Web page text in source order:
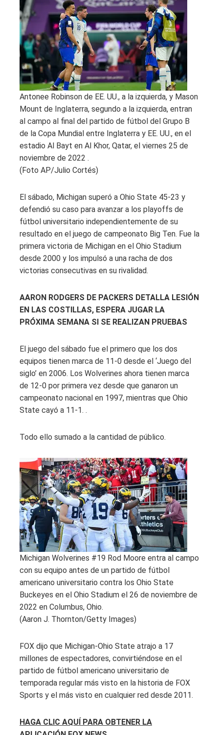
Antonee Robinson de EE. UU., a la izquierda, y Mason
Mount de Inglaterra, segundo a la izquierda, entran
al campo al final del partido de fútbol del Grupo B
de la Copa Mundial entre Inglaterra y EE. UU., en el
estadio Al Bayt en Al Khor, Qatar, el viernes 25 de
noviembre de 2022 .
(Foto AP/Julio Cortés)
El sábado, Michigan superó a Ohio State 45-23 y
defendió su caso para avanzar a los playoffs de
fútbol universitario independientemente de su
resultado en el juego de campeonato Big Ten. Fue la
primera victoria de Michigan en el Ohio Stadium
desde 2000 y los impulsó a una racha de dos
victorias consecutivas en su rivalidad.
AARON RODGERS DE PACKERS DETALLA LESIÓN
EN LAS COSTILLAS, ESPERA JUGAR LA
PRÓXIMA SEMANA SI SE REALIZAN PRUEBAS
El juego del sábado fue el primero que los dos
equipos tienen marca de 11-0 desde el ‘Juego del
siglo’ en 2006. Los Wolverines ahora tienen marca
de 12-0 por primera vez desde que ganaron un
campeonato nacional en 1997, mientras que Ohio
State cayó a 11-1. .
Todo ello sumado a la cantidad de público.
Michigan Wolverines #19 Rod Moore entra al campo
con su equipo antes de un partido de fútbol
americano universitario contra los Ohio State
Buckeyes en el Ohio Stadium el 26 de noviembre de
2022 en Columbus, Ohio.
(Aaron J. Thornton/Getty Images)
FOX dijo que Michigan-Ohio State atrajo a 17
millones de espectadores, convirtiéndose en el
partido de fútbol americano universitario de
temporada regular más visto en la historia de FOX
Sports y el más visto en cualquier red desde 2011.
HAGA CLIC AQUÍ PARA OBTENER LA